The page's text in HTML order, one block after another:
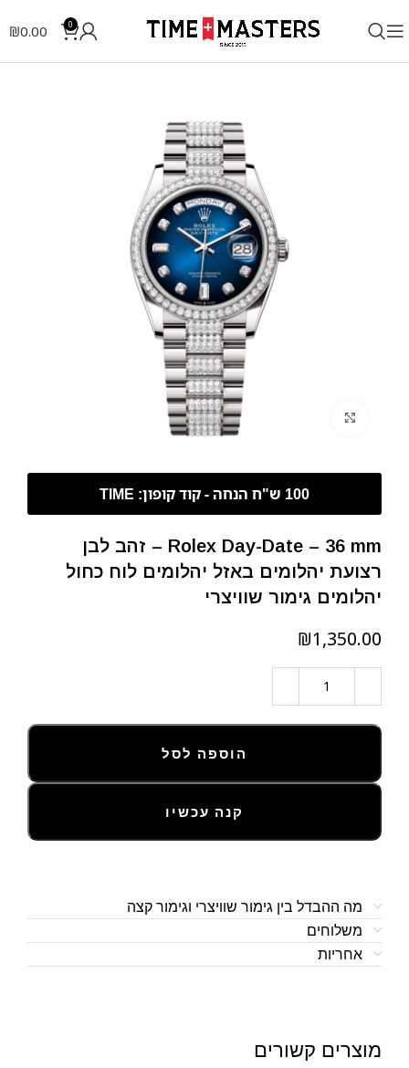
0
₪0.00
Rolex Day-Date – 36 mm – זהב לבן
רצועת יהלומים באזל יהלומים לוח כחול
יהלומים גימור שוויצרי
₪
הוספה לסל
קנה עכשיו
מה ההבדל בין גימור שוויצרי וגימור קצה
משלוחים
אחריות
מוצרים קשורים